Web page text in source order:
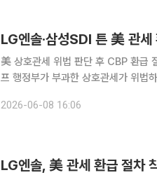
美 상호관세 위법 판단 후 CBP 환급 절
프 행정부가 부과한 상호관세가 위법
기업들이 이미 납부한 관세를 돌려받
2026-06-08 16:06
LG엔솔, 美 관세 환급 절차